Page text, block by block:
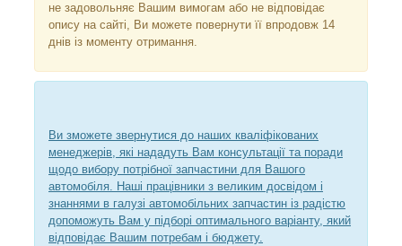
не задовольняє Вашим вимогам або не відповідає
опису на сайті, Ви можете повернути її впродовж 14
днів із моменту отримання.
Ви зможете звернутися до наших кваліфікованих
менеджерів, які нададуть Вам консультації та поради
щодо вибору потрібної запчастини для Вашого
автомобіля. Наші працівники з великим досвідом і
знаннями в галузі автомобільних запчастин із радістю
допоможуть Вам у підборі оптимального варіанту, який
відповідає Вашим потребам і бюджету.